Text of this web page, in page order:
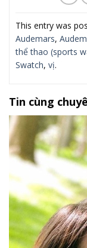
This entry was
Audemars,
thể thao (sports
Swatch, vị.
Tin cùng